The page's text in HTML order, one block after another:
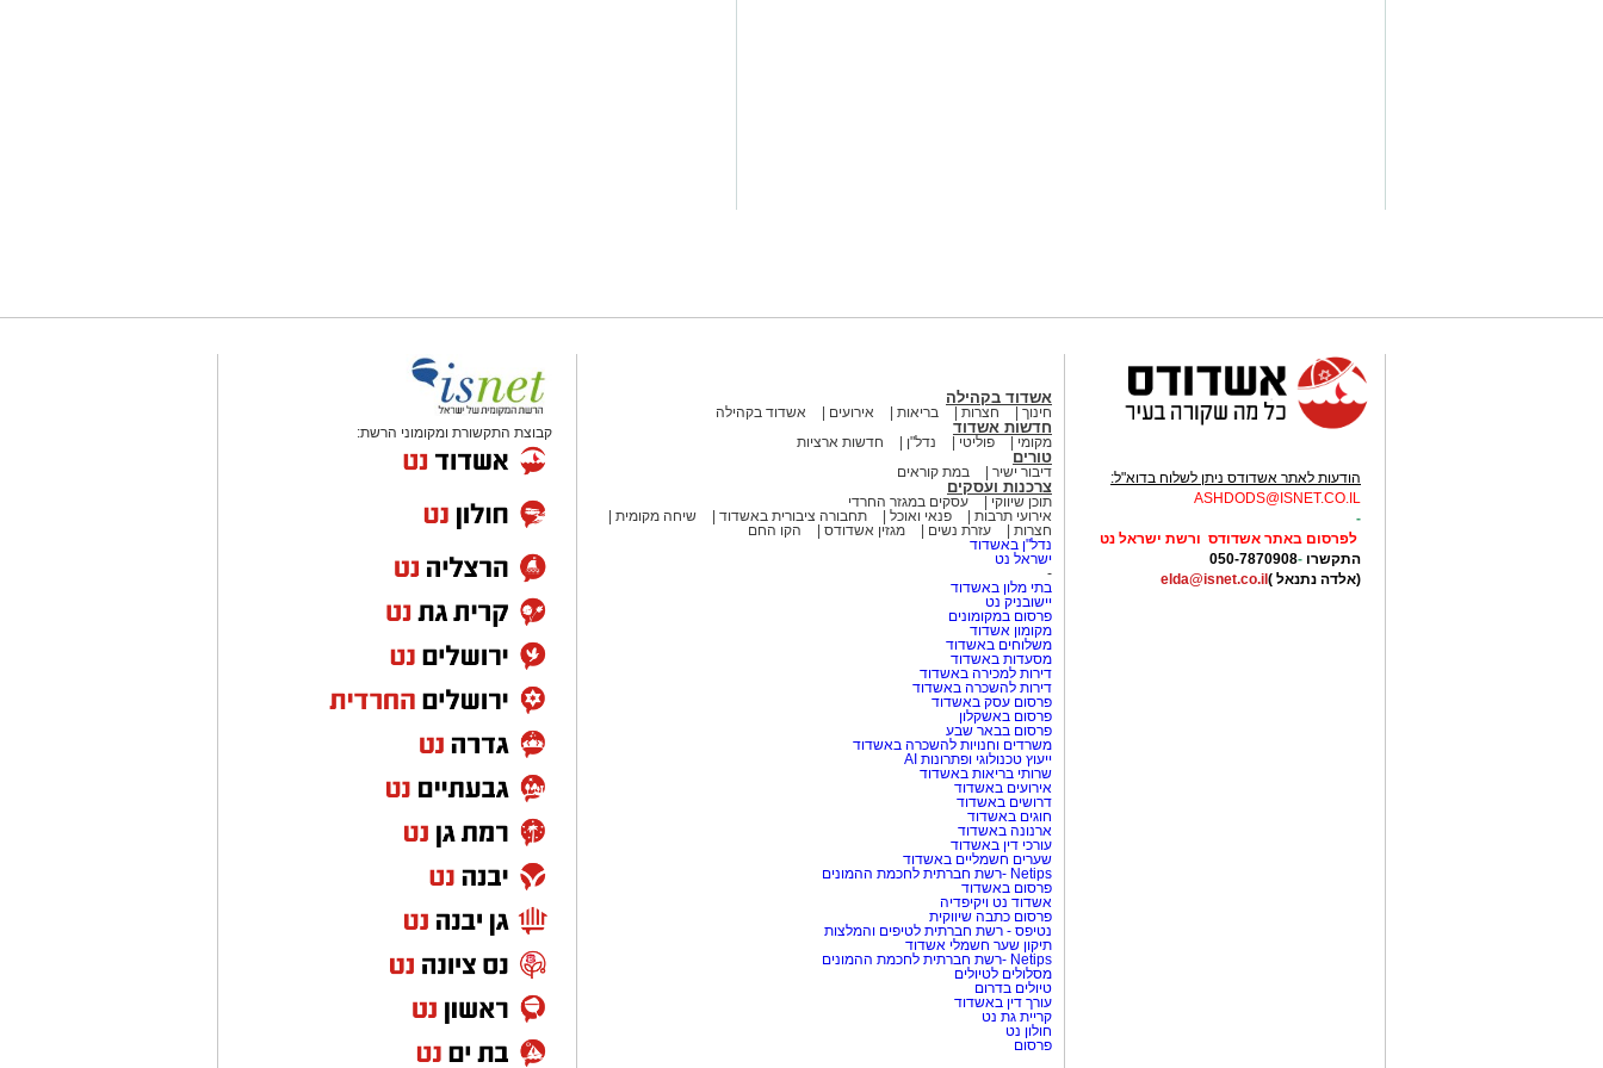
הודעות לאתר אשדודס ניתן לשלוח בדוא"ל:
ASHDODS@ISNET.CO.IL
-
לפרסום באתר אשדודס ורשת ישראל נט
התקשרו -
050-7870908
(אלדה נתנאל )elda@isnet.co.il
אשדוד בקהילה
חינוך חצרות בריאות אירועים אשדוד בקהילה
חדשות אשדוד
מקומי פוליטי נדל"ן חדשות ארציות
טורים
דיבור ישיר במת קוראים
צרכנות ועסקים
תוכן שיווקי
עסקים במגזר החרדי
אירועי תרבות
פנאי ואוכל תחבורה ציבורית באשדוד
שיחה מקומית
חצרות
עזרת נשים מגזין אשדודס
הקו החם
נדל"ן באשדוד
ישראל נט
-
בתי מלון באשדוד
יישובניק נט
פרסום במקומונים
מקומון אשדוד
משלוחים באשדוד
מסעדות באשדוד
דירות למכירה באשדוד
דירות להשכרה באשדוד
פרסום עסק באשדוד
פרסום באשקלון
פרסום בבאר שבע
משרדים וחנויות להשכרה באשדוד
ייעוץ טכנולוגי ופתרונות AI
שרותי בריאות באשדוד
אירועים באשדוד
דרושים באשדוד
חוגים באשדוד
ארנונה באשדוד
עורכי דין באשדוד
שערים חשמליים באשדוד
Netips -רשת חברתית לחכמת ההמונים
פרסום באשדוד
אשדוד נט ויקיפדיה
פרסום כתבה שיווקית
נטיפס - רשת חברתית לטיפים והמלצות
תיקון שער חשמלי אשדוד
Netips -רשת חברתית לחכמת ההמונים
מסלולים לטיולים
טיולים בדרום
עורך דין באשדוד
קריית גת נט
חולון נט
פרסום
קבוצת התקשורת ומקומוני הרשת: